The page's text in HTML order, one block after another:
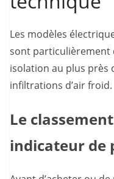
Les modèles
sont particulièrement
isolation au plus près
infiltrations d’air froid.
Le
indicateur de